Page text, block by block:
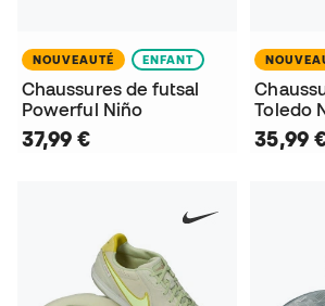
NOUVEAUTÉ ENFANT
Chaussures de futsal
Powerful Niño
37,99 €
Toledo
35,99